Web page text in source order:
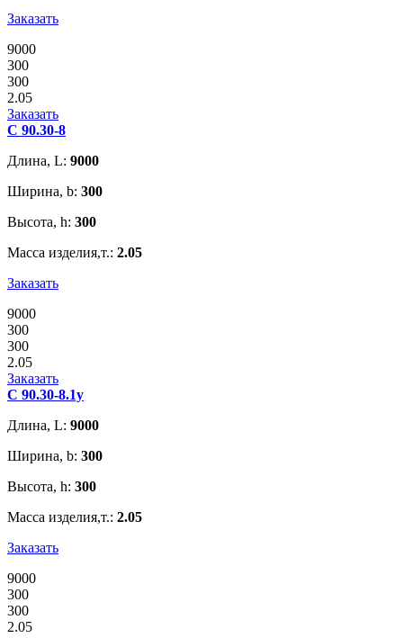
Заказать
9000
300
300
2.05
Заказать
С 90.30-8
Длина, L: 9000
Ширина, b: 300
Высота, h: 300
Масса изделия,т.: 2.05
Заказать
9000
300
300
2.05
Заказать
С 90.30-8.1у
Длина, L: 9000
Ширина, b: 300
Высота, h: 300
Масса изделия,т.: 2.05
Заказать
9000
300
300
2.05